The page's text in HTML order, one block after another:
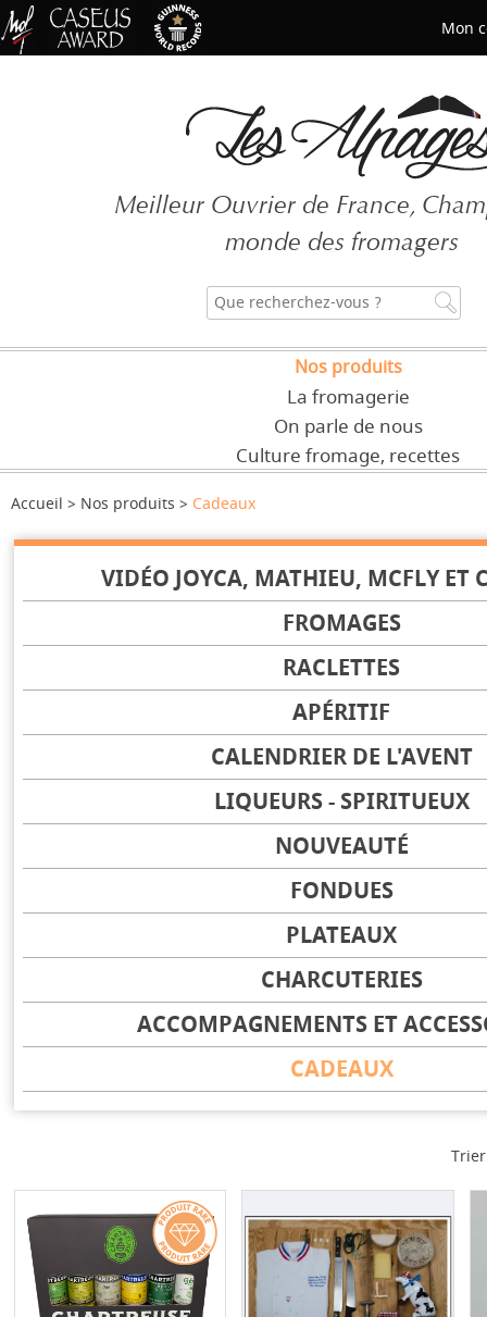
Meilleur Ouvrier de France,
monde des fromagers
Nos produits
La fromagerie
On parle de nous
Culture fromage, recettes
Accueil Nos produits Cadeaux
VIDÉO JOYCA, MATHIEU, MCFLY ET
FROMAGES
RACLETTES
APÉRITIF
CALENDRIER DE L'AVENT
LIQUEURS - SPIRITUEUX
NOUVEAUTÉ
FONDUES
PLATEAUX
CHARCUTERIES
ACCOMPAGNEMENTS ET
CADEAUX
Mon
Mot de passe oublié ?
CRÉER UN